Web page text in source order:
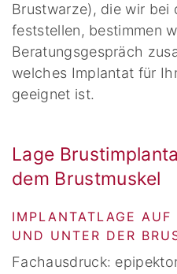
Brustwarze), die wir bei
feststellen, bestimmen
Beratungsgespräch
welches Implantat für
geeignet ist.
Lage
dem Brustmuskel
IMPLANTATLAGE AUF
UND UNTER DER
Fachausdruck: